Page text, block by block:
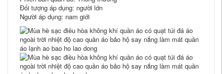
Đối tượng áp dụng: người lớn
Người áp dụng: nam giới